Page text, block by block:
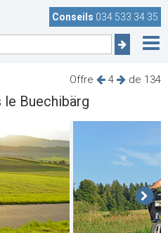
Conseils 034 533 34 35
Offre 4 de 134
Buechibärg